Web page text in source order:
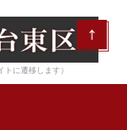
トに遷移します）